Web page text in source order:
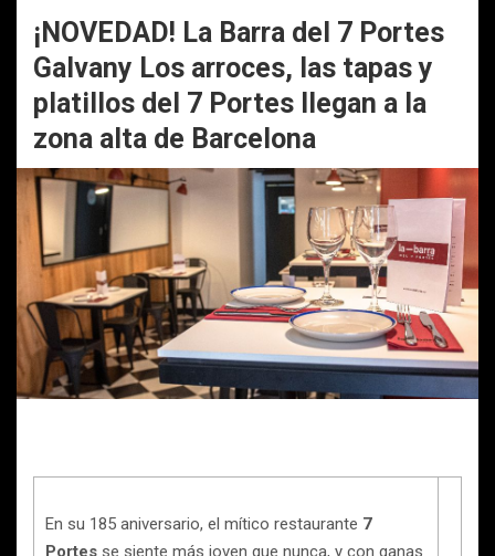
¡NOVEDAD! La Barra del 7 Portes
Galvany Los arroces, las tapas y
platillos del 7 Portes llegan a la
zona alta de Barcelona
En su 185 aniversario, el mítico restaurante 7
Portes se siente más joven que nunca, y con ganas